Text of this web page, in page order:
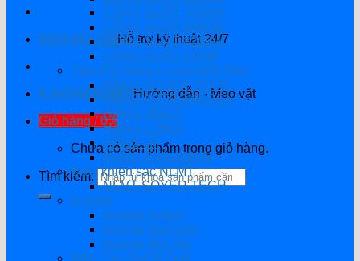
0914.482.135Hỗ trợ kỹ thuật 24/7
K.NGHIỆM HAYHướng dẫn - Mẹo vặt
Giỏ hàng /0₫
Chưa có sản phẩm trong giỏ hàng.
Tìm kiếm:
CÔNG SUẤT 7000W
CÔNG SUẤT 8000W
CÔNG SUẤT 8200W
CÔNG SUẤT 11KW
Tấm Pin Năng Lượng Mặt Trời
HÃNG SOYER TECH
HÃNG ASTRONERGY
HÃNG JINKO
HÃNG LONGI
HÃNG JA
HÃNG CANADIAN
Điều khiển sạc NLMT
NLMT SOYER TECH
Inverter
Inverter hybrid
Inverter hòa lưới
Inverter độc lập
Biến Tần On/Off Grid